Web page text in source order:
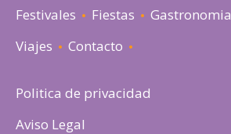
Festivales
Fiestas Gastronomia
Viajes
Contacto
Politica de privacidad
Aviso Legal